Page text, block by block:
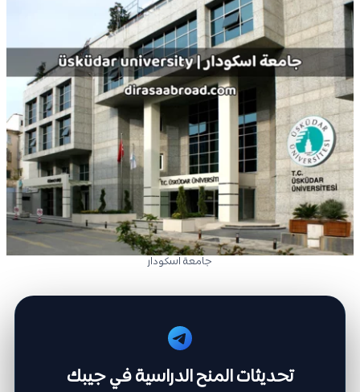
جامعة اسكودار
تحديثات المنح الدراسية في جيبك